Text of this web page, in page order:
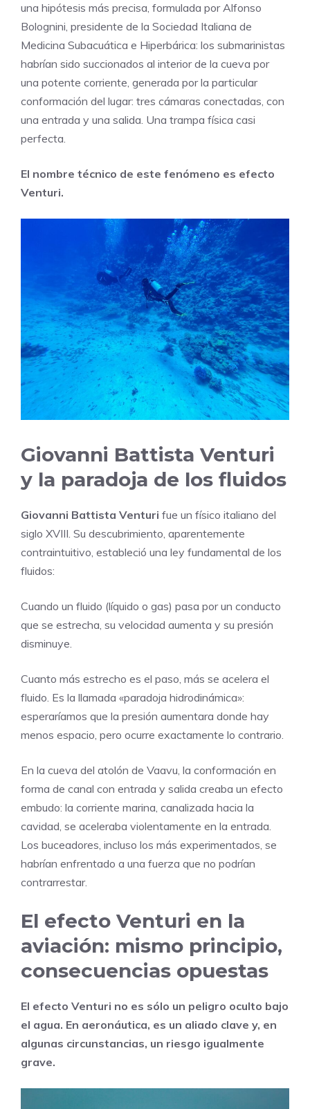
una hipótesis más precisa, formulada por Alfonso
Bolognini, presidente de la Sociedad Italiana de
Medicina Subacuática e Hiperbárica: los submarinistas
habrían sido succionados al interior de la cueva por
una potente corriente, generada por la particular
conformación del lugar: tres cámaras conectadas, con
una entrada y una salida. Una trampa física casi
perfecta.
El nombre técnico de este fenómeno es efecto
Venturi.
Giovanni Battista Venturi
y la paradoja de los fluidos
Giovanni Battista Venturi fue un físico italiano del
siglo XVIII. Su descubrimiento, aparentemente
contraintuitivo, estableció una ley fundamental de los
fluidos:
Cuando un fluido (líquido o gas) pasa por un conducto
que se estrecha, su velocidad aumenta y su presión
disminuye.
Cuanto más estrecho es el paso, más se acelera el
fluido. Es la llamada «paradoja hidrodinámica»:
esperaríamos que la presión aumentara donde hay
menos espacio, pero ocurre exactamente lo contrario.
En la cueva del atolón de Vaavu, la conformación en
forma de canal con entrada y salida creaba un efecto
embudo: la corriente marina, canalizada hacia la
cavidad, se aceleraba violentamente en la entrada.
Los buceadores, incluso los más experimentados, se
habrían enfrentado a una fuerza que no podrían
contrarrestar.
El efecto Venturi en la
aviación: mismo principio,
consecuencias opuestas
El efecto Venturi no es sólo un peligro oculto bajo
el agua. En aeronáutica, es un aliado clave y, en
algunas circunstancias, un riesgo igualmente
grave.